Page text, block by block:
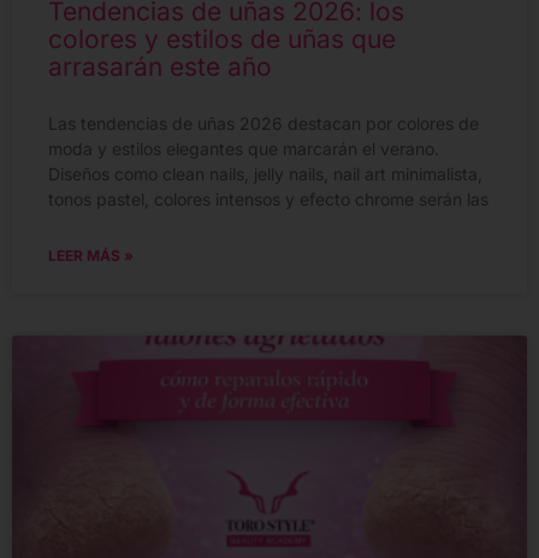
Tendencias de uñas 2026: los
colores y estilos de uñas que
arrasarán este año
Las tendencias de uñas 2026 destacan por colores de
moda y estilos elegantes que marcarán el verano.
Diseños como clean nails, jelly nails, nail art minimalista,
tonos pastel, colores intensos y efecto chrome serán las
LEER MÁS »